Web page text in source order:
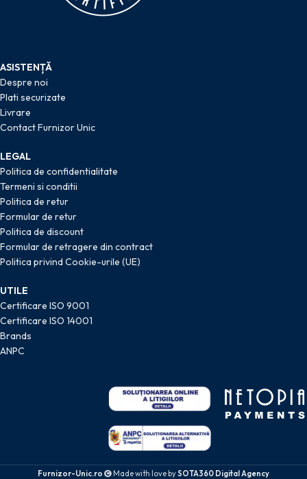
ASISTENȚĂ
Despre noi
Plati securizate
Livrare
Contact Furnizor Unic
LEGAL
Politica de confidentialitate
Termeni si conditii
Politica de retur
Formular de retur
Politica de discount
Formular de retragere din contract
Politica privind Cookie-urile (UE)
UTILE
Certificare ISO 9001
Certificare ISO 14001
Brands
ANPC
Furnizor-Unic.ro Made with love bySOTA360 Digital Agency